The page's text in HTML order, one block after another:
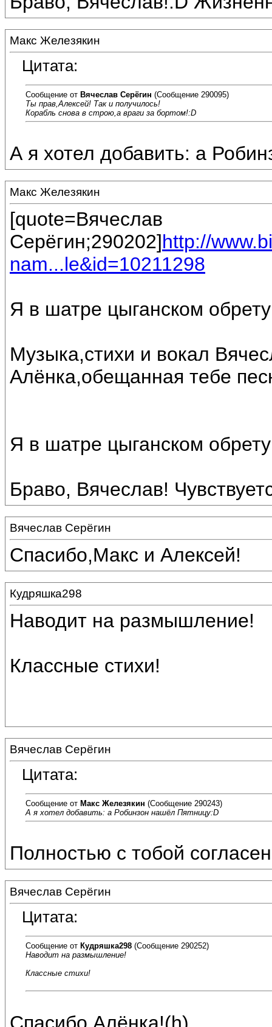
Макс Железякин
Цитата:
Сообщение от Вячеслав Серёгин (Сообщение 290095)
Ты прав,Алексей! Так и получилось!
Корабль снова в строю,а враги за бортом!:D
А я хотел добавить: а
Макс Железякин
[quote=Вячеслав
Серёгин;290202]http://
nam...le&id=10211298
Я в шатре цыганском
Музыка,стихи и вокал
Алёнка,обещанная тебе
Я в шатре цыганском
Браво, Вячеслав!
Вячеслав Серёгин
Спасибо,Макс и Алексей!
Кудряшка298
Наводит на размышление!
Классные стихи!
Вячеслав Серёгин
Цитата:
Сообщение от Макс Железякин (Сообщение 290243)
А я хотел добавить: а Робинзон нашёл Пятницу:D
Полностью с тобой
Вячеслав Серёгин
Цитата:
Сообщение от Кудряшка298 (Сообщение 290252)
Наводит на размышление!
Классные стихи!